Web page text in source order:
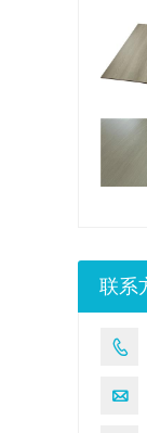
联系

